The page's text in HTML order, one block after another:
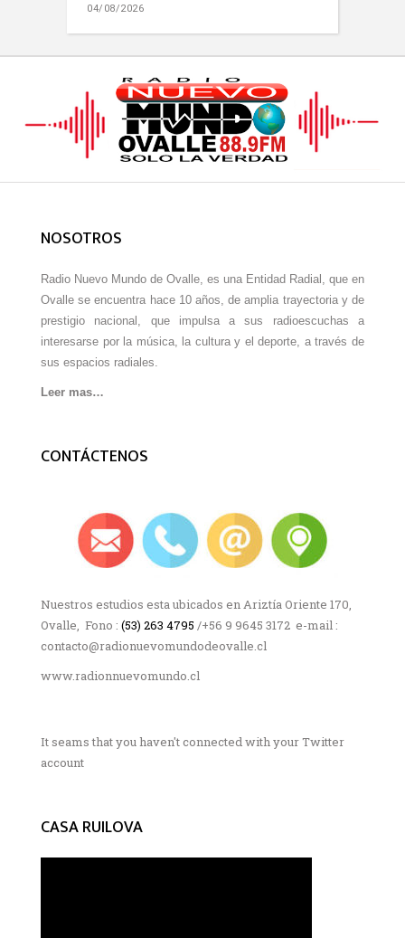
04/08/2026
NOSOTROS
Radio Nuevo Mundo de Ovalle, es una Entidad Radial, que en
Ovalle se encuentra hace 10 años, de amplia trayectoria y de
prestigio nacional, que impulsa a sus radioescuchas a
interesarse por la música, la cultura y el deporte, a través de
sus espacios radiales.
Leer mas…
CONTÁCTENOS
Nuestros estudios esta ubicados en Ariztía Oriente 170,
Ovalle, Fono : (53) 263 4795 /+56 9 9645 3172 e-mail :
contacto@radionuevomundodeovalle.cl
www.radionnuevomundo.cl
It seams that you haven't connected with your Twitter
account
CASA RUILOVA